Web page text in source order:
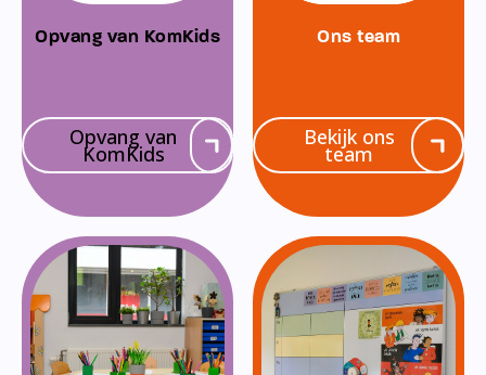
Opvang van KomKids
Opvang van
KomKids
Ons team
Bekijk ons
team